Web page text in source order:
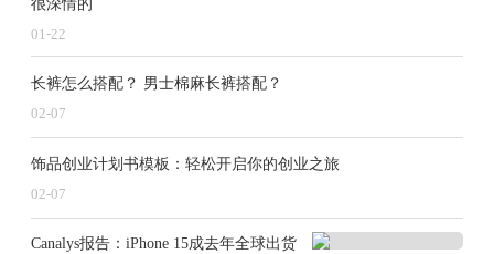
01-22
长裤怎么搭配？ 男士棉麻长裤搭配？
02-07
饰品创业计划书模板：轻松开启你的创业之旅
02-07
Canalys报告：iPhone 15成去年全球出货